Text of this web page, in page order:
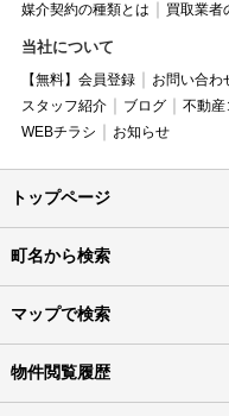
媒介契約の種類とは
買取業者
当社について
【無料】会員登録 お問い合わ
スタッフ紹介
ブログ 不動産
WEBチラシ
お知らせ
トップページ
町名から検索
マップで検索
物件閲覧履歴